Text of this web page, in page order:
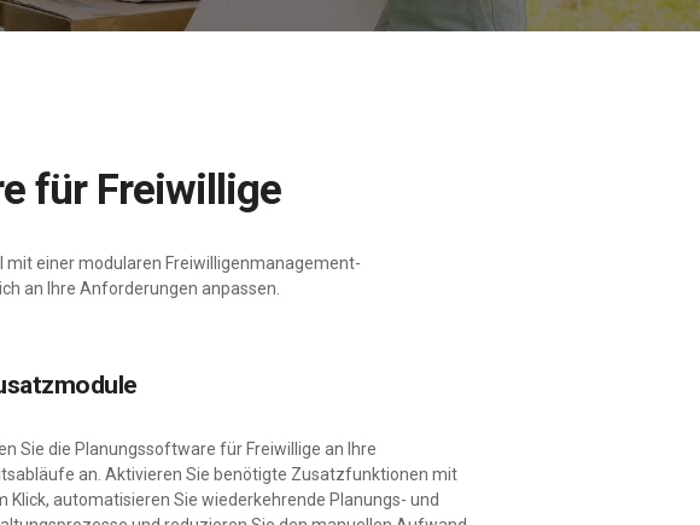
für Freiwillige
mit einer modularen Freiwilligenmanagement-
an Ihre Anforderungen anpassen.
Sie die Planungssoftware für Freiwillige an Ihre
an. Aktivieren Sie benötigte Zusatzfunktionen mit
Klick, automatisieren Sie wiederkehrende Planungs- und